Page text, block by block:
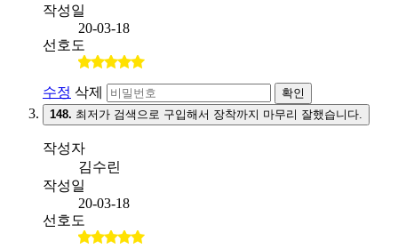
작성일
20-03-18
선호도
수정 삭제
확인
148. 최저가 검색으로 구입해서 장착까지 마무리 잘했습니다.
작성자
김수린
작성일
20-03-18
선호도